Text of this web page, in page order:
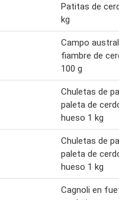
Patitas de
kg
Campo austral
fiambre de
100 g
Chuletas de
paleta de
hueso 1 kg
Chuletas de
paleta de
hueso 1 kg
Cagnoli en